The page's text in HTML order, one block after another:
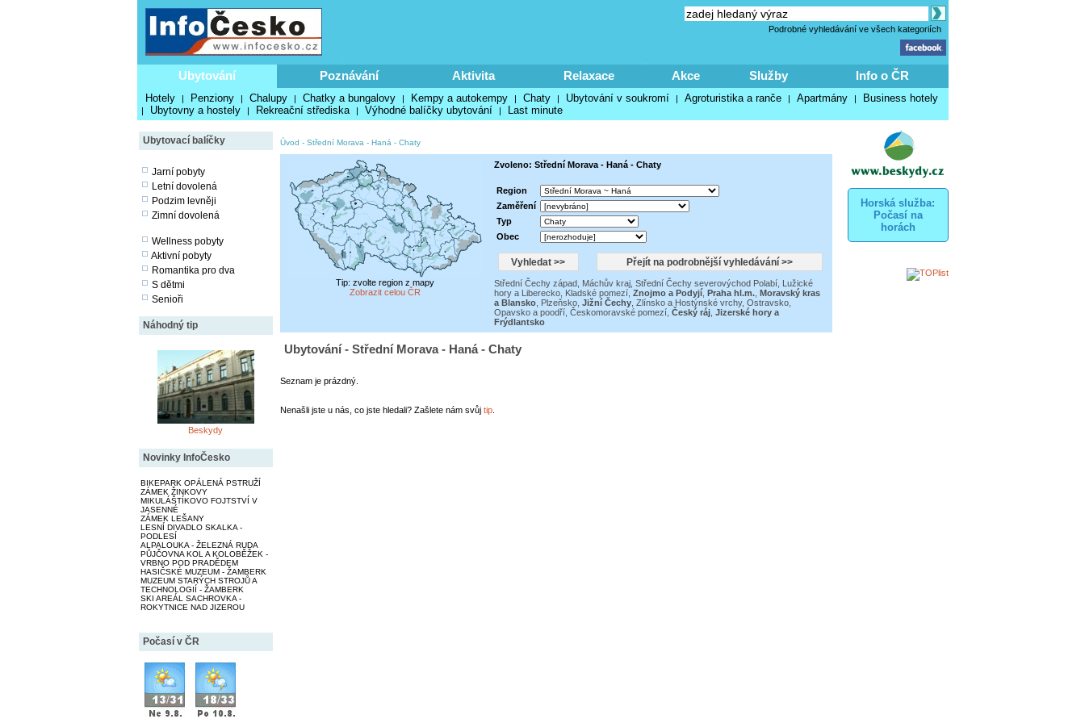
Podrobné vyhledávání ve všech kategoriích
Ubytování Poznávání Aktivita Relaxace Akce Služby Info o ČR
Hotely | Penziony | Chalupy | Chatky a bungalovy | Kempy a autokempy | Chaty | Ubytování v soukromí | Agroturistika a ranče | Apartmány | Business hotely
| Ubytovny a hostely | Rekreační střediska | Výhodné balíčky ubytování | Last minute
Ubytovací balíčky
Jarní pobyty
Letní dovolená
Podzim levněji
Zimní dovolená
Wellness pobyty
Aktivní pobyty
Romantika pro dva
S dětmi
Senioři
Náhodný tip
Beskydy
Novinky InfoČesko
BIKEPARK OPÁLENÁ PSTRUŽÍ
ZÁMEK ŽINKOVY
MIKULÁŠTÍKOVO FOJTSTVÍ V
JASENNÉ
ZÁMEK LEŠANY
LESNÍ DIVADLO SKALKA -
PODLESÍ
ALPALOUKA - ŽELEZNÁ RUDA
PŮJČOVNA KOL A KOLOBĚŽEK -
VRBNO POD PRADĚDEM
HASIČSKÉ MUZEUM - ŽAMBERK
MUZEUM STARÝCH STROJŮ A
TECHNOLOGIÍ - ŽAMBERK
SKI AREÁL SACHROVKA -
ROKYTNICE NAD JIZEROU
Počasí v ČR
Horská služba:
Počasí na
horách
Úvod - Střední Morava - Haná - Chaty
Tip: zvolte region z mapy
Zobrazit celou ČR
Zvoleno: Střední Morava - Haná - Chaty
Region
Zaměření
Typ
Obec
Střední Čechy západ, Máchův kraj, Střední Čechy severovýchod Polabí, Lužické
hory a Liberecko, Kladské pomezí, Znojmo a Podyjí, Praha hl.m., Moravský kras
a Blansko, Plzeňsko, Jižní Čechy, Zlínsko a Hostýnské vrchy, Ostravsko,
Opavsko a poodří, Českomoravské pomezí, Český ráj, Jizerské hory a
Frýdlantsko
Ubytování - Střední Morava - Haná - Chaty
Seznam je prázdný.
Nenašli jste u nás, co jste hledali? Zašlete nám svůj tip.